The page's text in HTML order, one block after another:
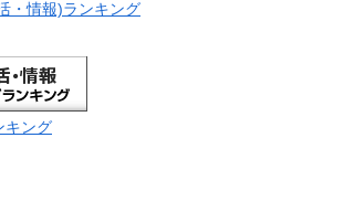
・情報)ランキング
キング